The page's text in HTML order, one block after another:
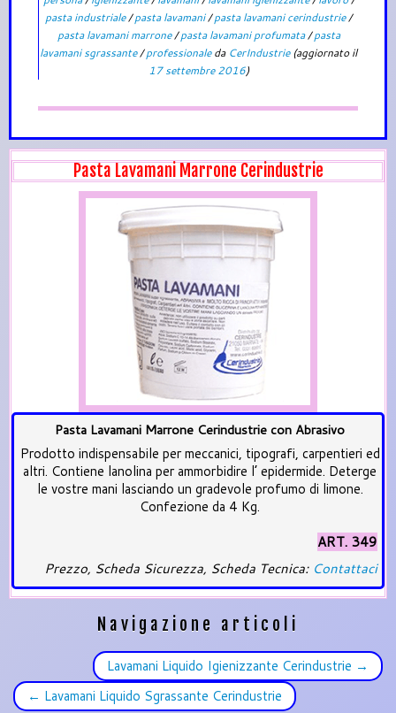
pasta industriale/pasta lavamani/pasta lavamani cerindustrie/
pasta lavamani marrone/pasta lavamani profumata/pasta
lavamani sgrassante/professionaleda CerIndustrie(aggiornato il
17 settembre 2016)
Pasta Lavamani Marrone Cerindustrie
Pasta Lavamani Marrone Cerindustrie con Abrasivo
Prodotto indispensabile per meccanici, tipografi, carpentieri ed
altri. Contiene lanolina per ammorbidire l’ epidermide. Deterge
le vostre mani lasciando un gradevole profumo di limone.
Confezione da 4 Kg.
ART. 349
Prezzo, Scheda Sicurezza, Scheda Tecnica: Contattaci
Navigazione articoli
Lavamani Liquido Igienizzante Cerindustrie →
← Lavamani Liquido Sgrassante Cerindustrie